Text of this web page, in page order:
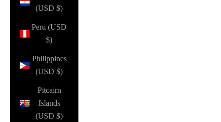
(USD $)
Peru (USD
$)
Philippines
(USD $)
Pitcairn
Islands
(USD $)